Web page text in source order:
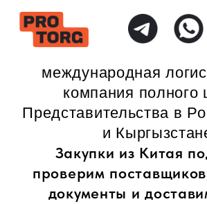
Представительства в России, Китае
и Кыргызстане
Закупки из Китая под ключ:
проверим поставщиков, оформим
документы и доставим товар.
Оставьте заявку прямо сейчас!